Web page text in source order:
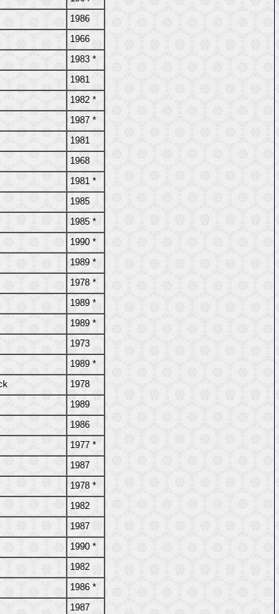
1986
1966
1983 *
1981
1982 *
1987 *
1981
1968
1981 *
1985
1985 *
1990 *
1989 *
1978 *
1989 *
1989 *
1973
1989 *
1978
1989
1986
1977 *
1987
1978 *
1982
1987
1990 *
1982
1986 *
1987